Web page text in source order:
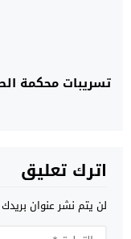
تسريبات محكمة
اترك تعليق
لن يتم نشر عنوان